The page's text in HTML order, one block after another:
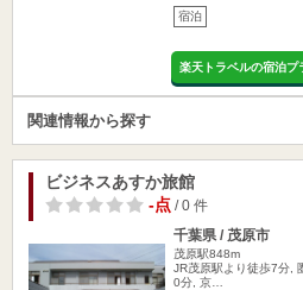
宿泊
楽天トラベルの宿泊プ
関連情報から探す
ビジネスあすか旅館
-点 / 0 件
千葉県 / 茂原市
茂原駅848m
JR茂原駅より徒歩7分,
0分, 京…